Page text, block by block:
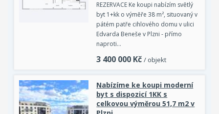
REZERVACE Ke koupi nabízím světlý
byt 1+kk o výměře 38 m², situovaný v
pátém patře cihlového domu v ulici
Edvarda Beneše v Plzni - přímo
naproti…
3 400 000 Kč / objekt
Nabízíme ke koupi moderní
byt s dispozicí 1KK s
celkovou výměrou 51,7 m2 v